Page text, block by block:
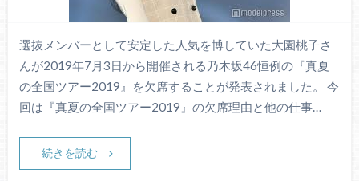
選抜メンバーとして安定した人気を博していた大園桃子さ
んが2019年7月3日から開催される乃木坂46恒例の『真夏
の全国ツアー2019』を欠席することが発表されました。 今
回は『真夏の全国ツアー2019』の欠席理由と他の仕事…
続きを読む